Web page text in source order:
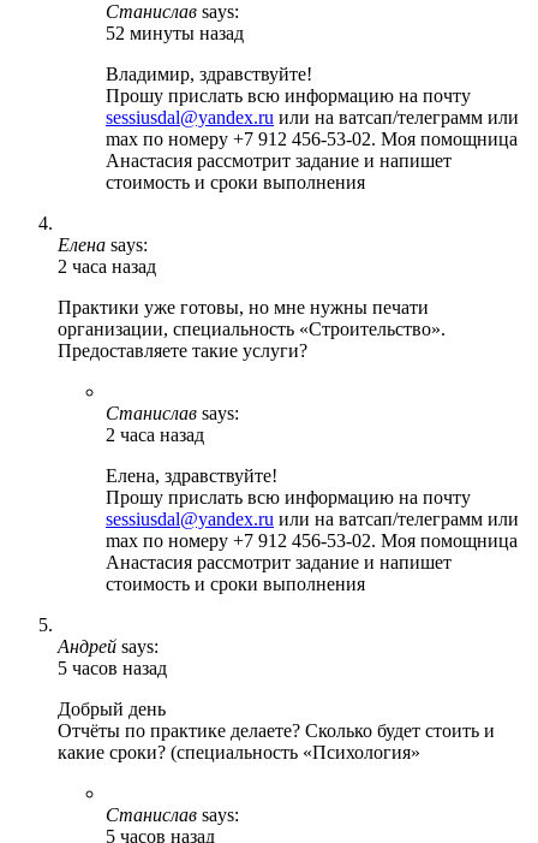
Станислав says:
52 минуты назад
Владимир, здравствуйте!
Прошу прислать всю информацию на почту
sessiusdal@yandex.ru или на ватсап/телеграмм или
max по номеру +7 912 456-53-02. Моя помощница
Анастасия рассмотрит задание и напишет
стоимость и сроки выполнения
Елена says:
2 часа назад
Практики уже готовы, но мне нужны печати
организации, специальность «Строительство».
Предоставляете такие услуги?
Станислав says:
2 часа назад
Елена, здравствуйте!
Прошу прислать всю информацию на почту
sessiusdal@yandex.ru или на ватсап/телеграмм или
max по номеру +7 912 456-53-02. Моя помощница
Анастасия рассмотрит задание и напишет
стоимость и сроки выполнения
Андрей says:
5 часов назад
Добрый день
Отчёты по практике делаете? Сколько будет стоить и
какие сроки? (специальность «Психология»
Станислав says:
5 часов назад